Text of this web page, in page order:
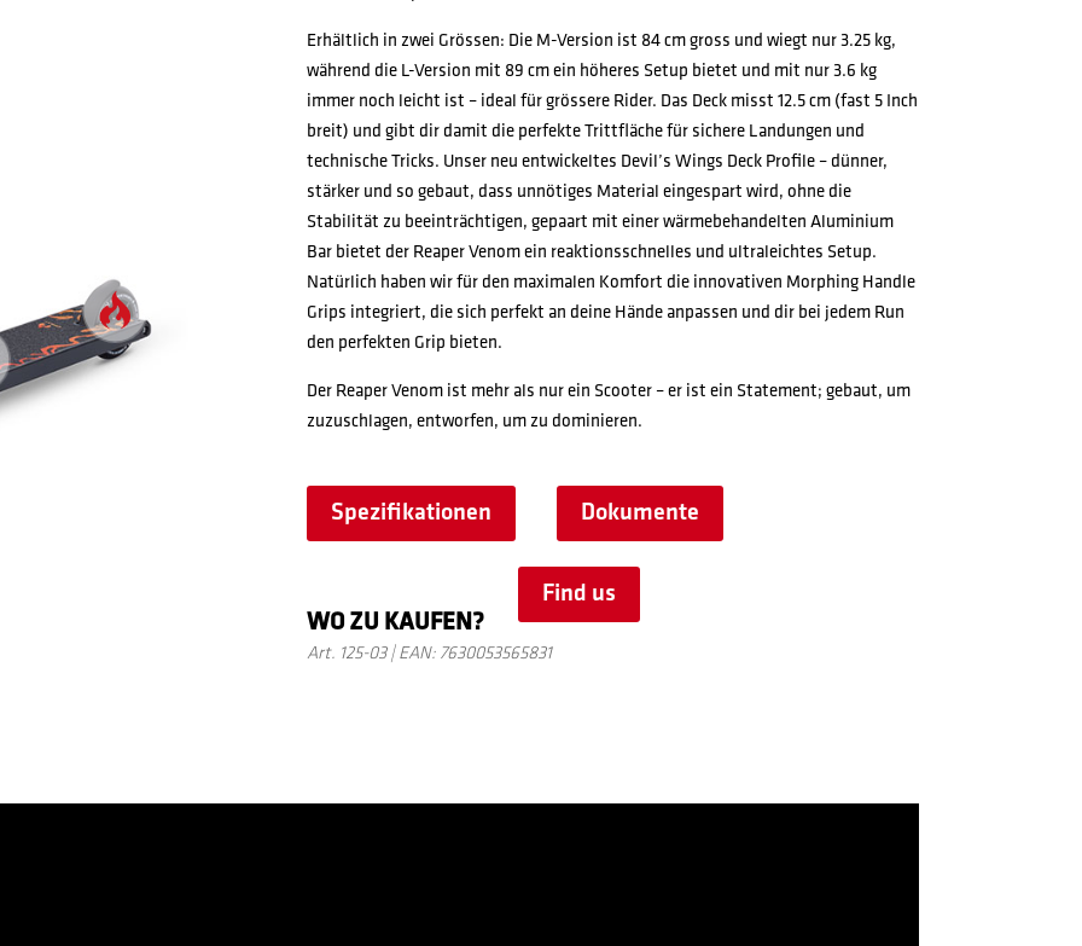
Erhältlich in zwei Grössen: Die M-Version ist 84 cm gross und wiegt nur 3.25 kg,
während die L-Version mit 89 cm ein höheres Setup bietet und mit nur 3.6 kg
immer noch leicht ist – ideal für grössere Rider. Das Deck misst 12.5 cm (fast 5 Inch
breit) und gibt dir damit die perfekte Trittfläche für sichere Landungen und
technische Tricks. Unser neu entwickeltes Devil’s Wings Deck Profile – dünner,
stärker und so gebaut, dass unnötiges Material eingespart wird, ohne die
Stabilität zu beeinträchtigen, gepaart mit einer wärmebehandelten Aluminium
Bar bietet der Reaper Venom ein reaktionsschnelles und ultraleichtes Setup.
Natürlich haben wir für den maximalen Komfort die innovativen Morphing Handle
Grips integriert, die sich perfekt an deine Hände anpassen und dir bei jedem Run
den perfekten Grip bieten.
Der Reaper Venom ist mehr als nur ein Scooter – er ist ein Statement; gebaut, um
zuzuschlagen, entworfen, um zu dominieren.
Spezifikationen Dokumente
WO ZU KAUFEN?
Find us
Art. 125-03 | EAN: 7630053565831